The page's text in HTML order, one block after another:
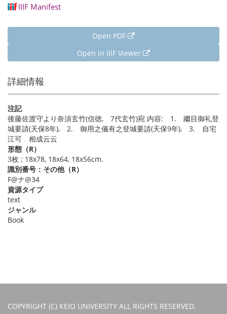
IIIF Manifest
Open PDF
Open in IIIF Viewer
詳細情報
注記
後藤佐渡守より奈須玄竹(信徳, 7代玄竹)宛 内容: 1. 繼目御礼登
城要請(天保8年), 2. 御用之儀有之登城要請(天保9年), 3. 自宅
江可 相成云云
形態（R）
3枚 ; 18x78, 18x64, 18x56cm.
識別番号：その他（R）
F@ナ@34
資源タイプ
text
ジャンル
Book
COPYRIGHT (C) KEIO UNIVERSITY ALL RIGHTS RESERVED.